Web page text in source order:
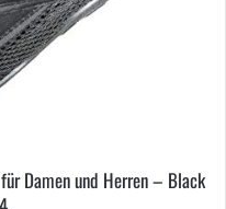
Damen und Herren – Black